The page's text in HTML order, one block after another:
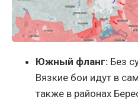
Южный фланг: Без
Вязкие бои идут в
также в районах